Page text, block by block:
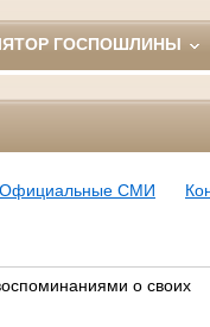
ГОСПОШЛИНЫ
Официальные СМИ
о своих